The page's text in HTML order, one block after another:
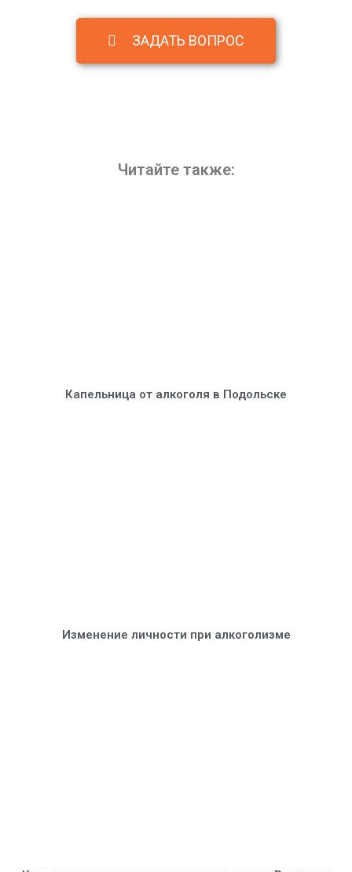
ЗАДАТЬ ВОПРОС
Читайте также:
Капельница от алкоголя в Подольске
Изменение личности при алкоголизме